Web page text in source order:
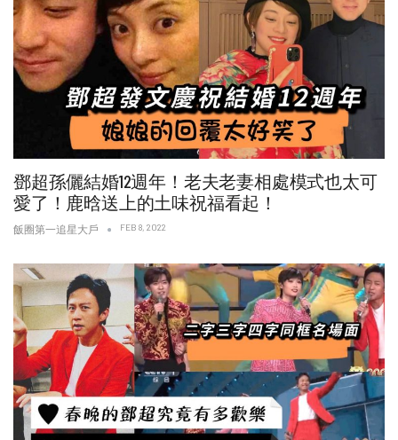
鄧超孫儷結婚12週年！老夫老妻相處模式也太可
愛了！鹿晗送上的土味祝福看起！
飯圈第一追星大戶 FEB 8, 2022